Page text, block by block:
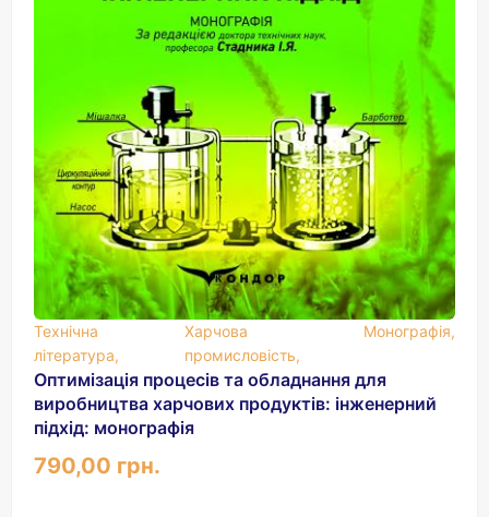
Технічна
література,
Харчова
промисловість,
Монографія,
Оптимізація процесів та обладнання для
виробництва харчових продуктів: інженерний
підхід: монографія
790,00 грн.